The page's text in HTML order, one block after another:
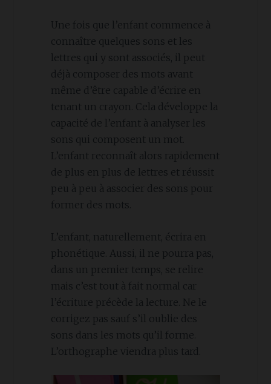
Une fois que l’enfant commence à
connaître quelques sons et les
lettres qui y sont associés, il peut
déjà composer des mots avant
même d’être capable d’écrire en
tenant un crayon. Cela développe la
capacité de l’enfant à analyser les
sons qui composent un mot.
L’enfant reconnaît alors rapidement
de plus en plus de lettres et réussit
peu à peu à associer des sons pour
former des mots.
L’enfant, naturellement, écrira en
phonétique. Aussi, il ne pourra pas,
dans un premier temps, se relire
mais c’est tout à fait normal car
l’écriture précède la lecture. Ne le
corrigez pas sauf s’il oublie des
sons dans les mots qu’il forme.
L’orthographe viendra plus tard.